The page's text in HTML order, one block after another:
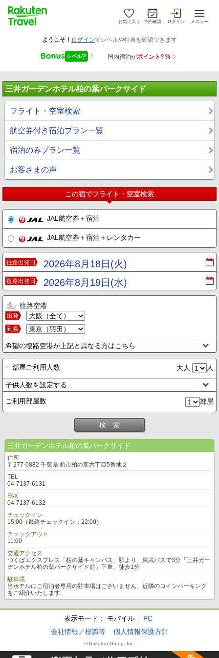
お気に入り 予約確認 ログイン メニュー
三井ガーデンホテル柏の葉パークサイド
フライト・空室検索
航空券付き宿泊プラン一覧
宿泊のみプラン一覧
お客さまの声
この宿でフライト・空室検索
JAL航空券＋宿泊
JAL航空券＋宿泊＋レンタカー
往路出発日 2026年8月18日(火)
復路出発日 2026年8月19日(水)
往路空港
出発
到着
希望の復路空港が上記と異なる方はこちら
一部屋ご利用人数 大人 人
子供人数を設定する
ご利用部屋数 部屋
検 索
三井ガーデンホテル柏の葉パークサイド
住所
〒277-0882 千葉県 柏市柏の葉六丁目5番地２
TEL
04-7137-6131
FAX
04-7137-6132
チェックイン
15:00（最終チェックイン：22:00）
チェックアウト
11:00
交通アクセス
つくばエクスプレス「柏の葉キャンパス」駅より、東武バスで3分「三井ガー
デンホテル柏の葉パークサイド前」下車、徒歩1分
駐車場
当ホテルにご宿泊者専用の駐車場はございません。近隣のコインパーキング
をご紹介いたします。
表示モード： モバイル
PC
会社情報／標識等
個人情報保護方針
© Rakuten Group, Inc.